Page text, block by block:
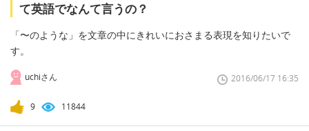
て英語でなんて言うの？
「〜のような」を文章の中にきれいにおさまる表現を知りたいで
す。
uchiさん 2016/06/17 16:35
9 11844